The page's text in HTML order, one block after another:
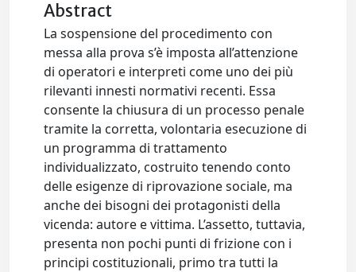
Abstract
La sospensione del procedimento con
messa alla prova s’è imposta all’attenzione
di operatori e interpreti come uno dei più
rilevanti innesti normativi recenti. Essa
consente la chiusura di un processo penale
tramite la corretta, volontaria esecuzione di
un programma di trattamento
individualizzato, costruito tenendo conto
delle esigenze di riprovazione sociale, ma
anche dei bisogni dei protagonisti della
vicenda: autore e vittima. L’assetto, tuttavia,
presenta non pochi punti di frizione con i
principi costituzionali, primo tra tutti la